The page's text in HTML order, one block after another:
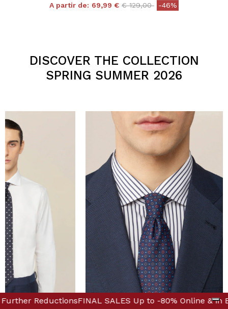
Discover Further Reductions FINAL SALES Up
A partir de: 69,99 € Price reduced from
€ 129,00to-46%
DISCOVER THE COLLECTION
SPRING SUMMER 2026
-80% Online & in Boutique! Discover Further Reductions